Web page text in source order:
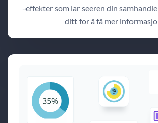
-effekter som lar seeren din
ditt for å få mer